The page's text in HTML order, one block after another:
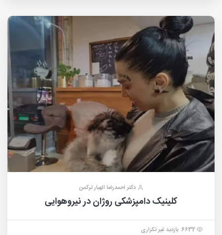
دکتر احمدرضا الهیار ترکمن
کلینیک دامپزشکی روژان در نیروهوایی
6632 بازدید غیر تکراری